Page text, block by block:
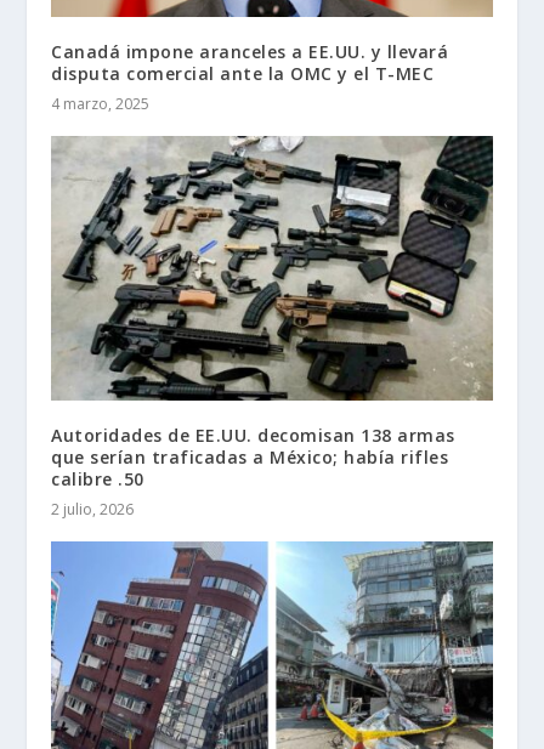
Canadá impone aranceles a EE.UU. y llevará
disputa comercial ante la OMC y el T-MEC
4 marzo, 2025
Autoridades de EE.UU. decomisan 138 armas
que serían traficadas a México; había rifles
calibre .50
2 julio, 2026